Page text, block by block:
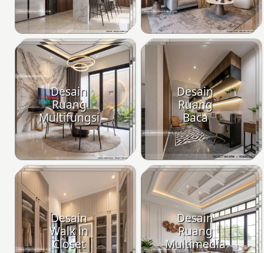
Desain
Ruang
Multifungsi
Desain
Ruang
Baca
Desain
Walk in
Closet
Desain
Ruang
Multimedia